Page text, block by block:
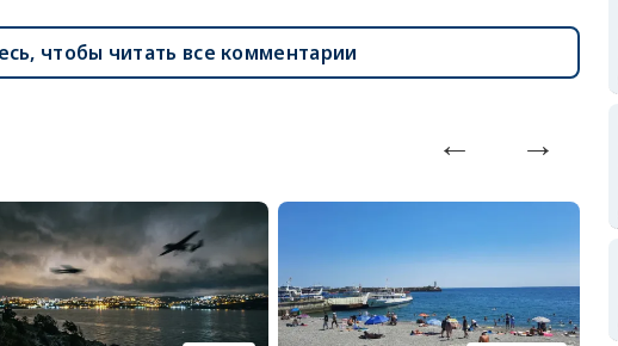
чтобы читать все комментарии